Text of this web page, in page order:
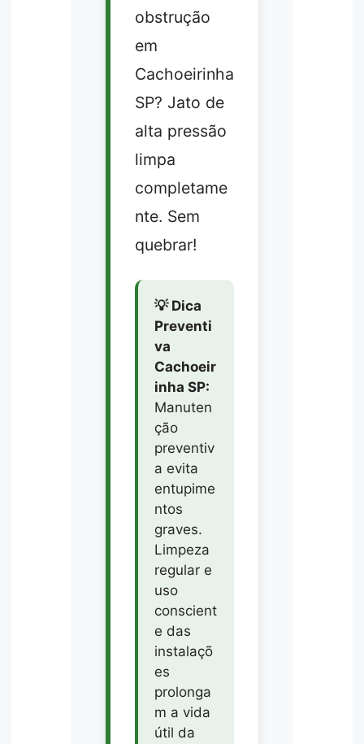
obstrução
em
Cachoeirinha
SP? Jato de
alta pressão
limpa
completame
nte. Sem
quebrar!
💡 Dica
Preventi
va
Cachoeir
inha SP:
Manuten
ção
preventiv
a evita
entupime
ntos
graves.
Limpeza
regular e
uso
conscient
e das
instalaçõ
es
prolonga
m a vida
útil da